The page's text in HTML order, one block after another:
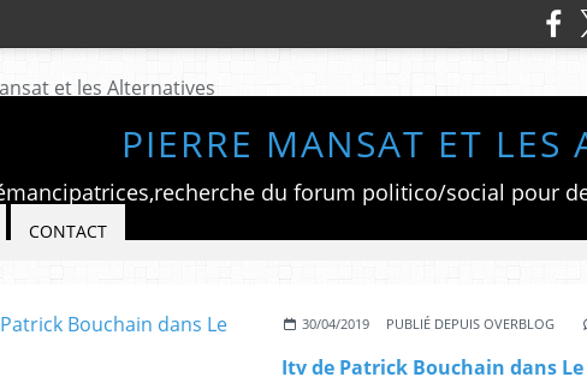
PIERRE MANSAT ET LES
CONTACT
30/04/2019 PUBLIÉ DEPUIS OVERBLOG